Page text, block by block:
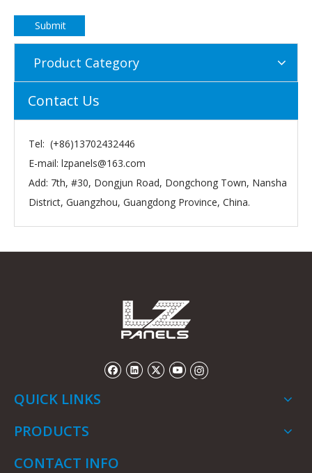
Submit
Product Category
Contact Us
Tel: (+86)13702432446
E-mail: lzpanels@163.com
Add: 7th, #30, Dongjun Road, Dongchong Town, Nansha
District, Guangzhou, Guangdong Province, China.
QUICK LINKS
PRODUCTS
CONTACT INFO